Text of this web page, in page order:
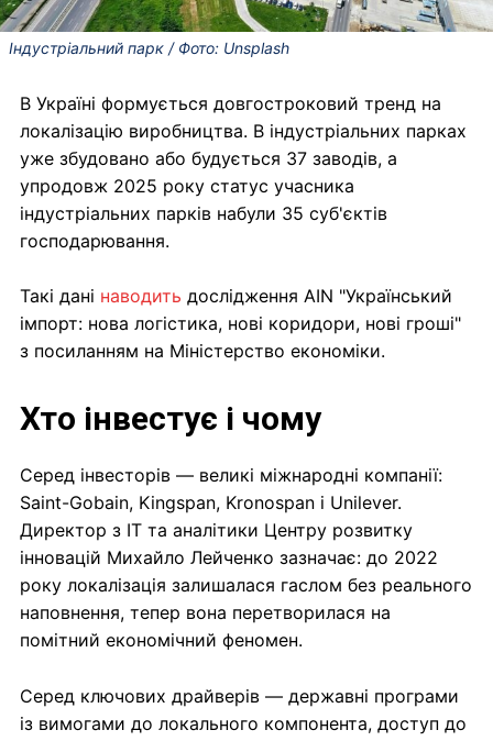
Індустріальний парк / Фото: Unsplash
В Україні формується довгостроковий тренд на
локалізацію виробництва. В індустріальних парках
уже збудовано або будується 37 заводів, а
упродовж 2025 року статус учасника
індустріальних парків набули 35 суб'єктів
господарювання.
Такі дані наводить дослідження AIN "Український
імпорт: нова логістика, нові коридори, нові гроші"
з посиланням на Міністерство економіки.
Хто інвестує і чому
Серед інвесторів — великі міжнародні компанії:
Saint-Gobain, Kingspan, Kronospan і Unilever.
Директор з ІТ та аналітики Центру розвитку
інновацій Михайло Лейченко зазначає: до 2022
року локалізація залишалася гаслом без реального
наповнення, тепер вона перетворилася на
помітний економічний феномен.
Серед ключових драйверів — державні програми
із вимогами до локального компонента, доступ до